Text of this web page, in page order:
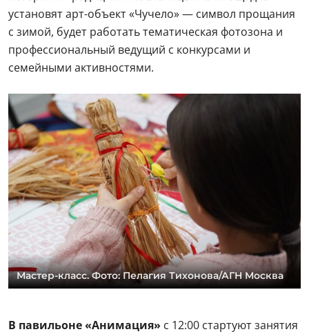
установят арт-объект «Чучело» — символ прощания
с зимой, будет работать тематическая фотозона и
профессиональный ведущий с конкурсами и
семейными активностями.
Мастер-класс. Фото: Пелагия Тихонова/АГН Москва
В павильоне «Анимация» с 12:00 стартуют занятия